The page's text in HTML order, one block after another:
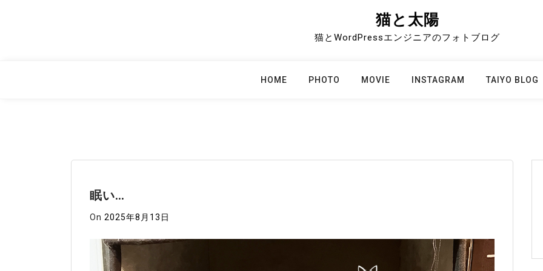
猫と太陽
猫とWordPressエンジニアのフォトブログ
HOME PHOTO MOVIE INSTAGRAM TAIYO BLOG
眠い…
On 2025年8月13日